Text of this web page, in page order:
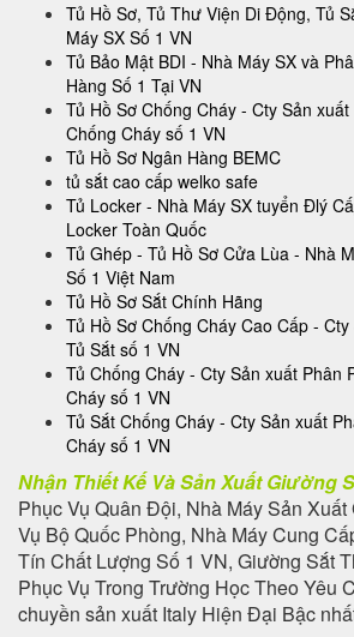
Tủ Hồ Sơ, Tủ Thư Viện Di Động, Tủ
Máy SX Số 1 VN
Tủ Bảo Mật BDI - Nhà Máy SX và
Hàng Số 1 Tại VN
Tủ Hồ Sơ Chống Cháy - Cty Sản
Chống Cháy số 1 VN
Tủ Hồ Sơ Ngân Hàng BEMC
tủ sắt cao cấp welko safe
Tủ Locker - Nhà Máy SX tuyển Đlý
Locker Toàn Quốc
Tủ Ghép - Tủ Hồ Sơ Cửa Lùa - Nhà
Số 1 Việt Nam
Tủ Hồ Sơ Sắt Chính Hãng
Tủ Hồ Sơ Chống Cháy Cao Cấp -
Tủ Sắt số 1 VN
Tủ Chống Cháy - Cty Sản xuất Phân
Cháy số 1 VN
Tủ Sắt Chống Cháy - Cty Sản xuất
Cháy số 1 VN
Nhận Thiết Kế Và Sản Xuất Giường
Phục Vụ Quân Đội, Nhà Máy Sản
Vụ Bộ Quốc Phòng, Nhà Máy Cung
Tín Chất Lượng Số 1 VN, Giường Sắt
Phục Vụ Trong Trường Học Theo Yêu
chuyền sản xuất Italy Hiện Đại Bậc